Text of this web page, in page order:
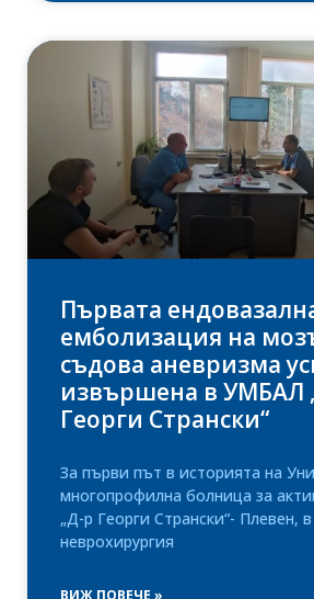
Първата
емболизация на
съдова аневризма
извършена в УМБАЛ
Георги Странски“
За първи път в историята на
многопрофилна болница за
„Д-р Георги Странски“- Плевен,
неврохирургия
ВИЖ ПОВЕЧЕ »